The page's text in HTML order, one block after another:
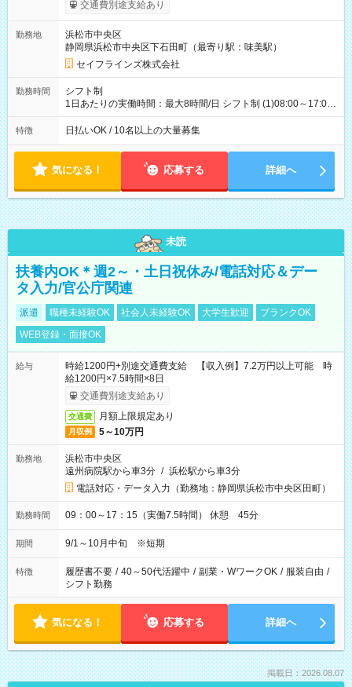
払い・週払い制度あり（規定あり） ・早く勤務が終わっても日
支援あり（費用会社全額負担） ・紹介手当制度あり（最大
130,000円） 【試用期間】試用期間あり 試用期間の長さ：3ヶ月
雇用形態、給与は本採用時と同じです。
交通費別途支給あり
勤務地
浜松市中央区
静岡県浜松市中央区下石田町（最寄り駅：味美駅）
セイフラインズ株式会社
勤務時間
シフト制
1日あたりの実働時間：最大8時間/日 シフト制 (1)08:00～17:00
(2)21:00～06:00
特徴 日払いOK / 10名以上の大量募集
気になる！ 応募する 詳細へ
未読
扶養内OK＊週2～・土日祝休み/電話対応＆デー
タ入力/官公庁関連
派遣 職種未経験OK 社会人未経験OK 大学生歓迎
ブランクOK
WEB登録・面接OK
給与
時給1200円+別途交通費支給 【収入例】7.2万円以上可能 時
給1200円×7.5時間×8日
交通費別途支給あり
交通費 月額上限規定あり
月収例 5～10万円
勤務地
浜松市中央区
遠州病院駅から車3分 / 浜松駅から車3分
電話対応・データ入力（勤務地：静岡県浜松市中央区田町）
勤務時間 09：00～17：15（実働7.5時間） 休憩 45分
期間 9/1～10月中旬 ※短期
特徴 履歴書不要 / 40～50代活躍中 / 副業・WワークOK / 服装自由 /
シフト勤務
気になる！ 応募する 詳細へ
掲載日：2026.08.07